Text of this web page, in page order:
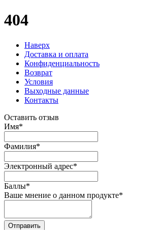
404
Наверх
Доставка и оплата
Конфиденциальность
Возврат
Условия
Выходные данные
Контакты
Оставить отзыв
Имя*
Фамилия*
Электронный адрес*
Баллы*
Ваше мнение о данном продукте*
Отправить